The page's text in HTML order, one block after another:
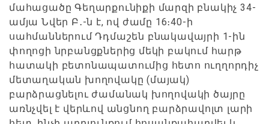
մահացածը Գեղարքունիքի մարզի բնակիչ 34-
ամյա Նվեր Բ․-ն է, ով ժամը 16։40-ի
սահմաններում Դդմաշեն բնակավայրի 1-ին
փողոցի նրբանցքներից մեկի բակում հարթ
հատակի բետոնապատումից հետո ուղղորդիչ
մետաղական խողովակը (մայակ)
բարձրացնելու ժամանակ խողովակի ծայրը
առնչվել է վերևով անցնող բարձրավոլտ լարի